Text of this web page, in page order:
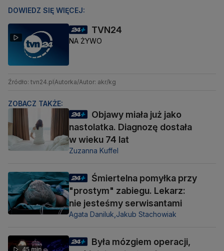
DOWIEDZ SIĘ WIĘCEJ:
TVN24
NA ŻYWO
Źródło: tvn24.plAutorka/Autor: akr/kg
ZOBACZ TAKŻE:
Objawy miała już jako
nastolatka. Diagnozę dostała
w wieku 74 lat
Zuzanna Kuffel
Śmiertelna pomyłka przy
"prostym" zabiegu. Lekarz:
nie jesteśmy serwisantami
Agata Daniluk, Jakub Stachowiak
45 min
Była mózgiem operacji,